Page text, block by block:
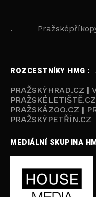
.
ROZCESTNÍKY HMG :
PRAŽSKÝHRAD.CZ |
PRAŽSKÉLETIŠTĚ.CZ
PRAŽSKÁZOO.CZ |
PRAŽSKÝPETŘÍN.CZ
MEDIÁLNÍ SKUPINA